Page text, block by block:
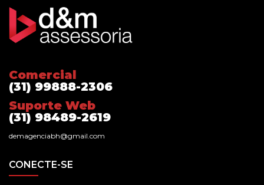
Comercial
(31) 99888-2306
Suporte Web
(31) 98489-2619
demagenciabh@gmail.com
CONECTE-SE